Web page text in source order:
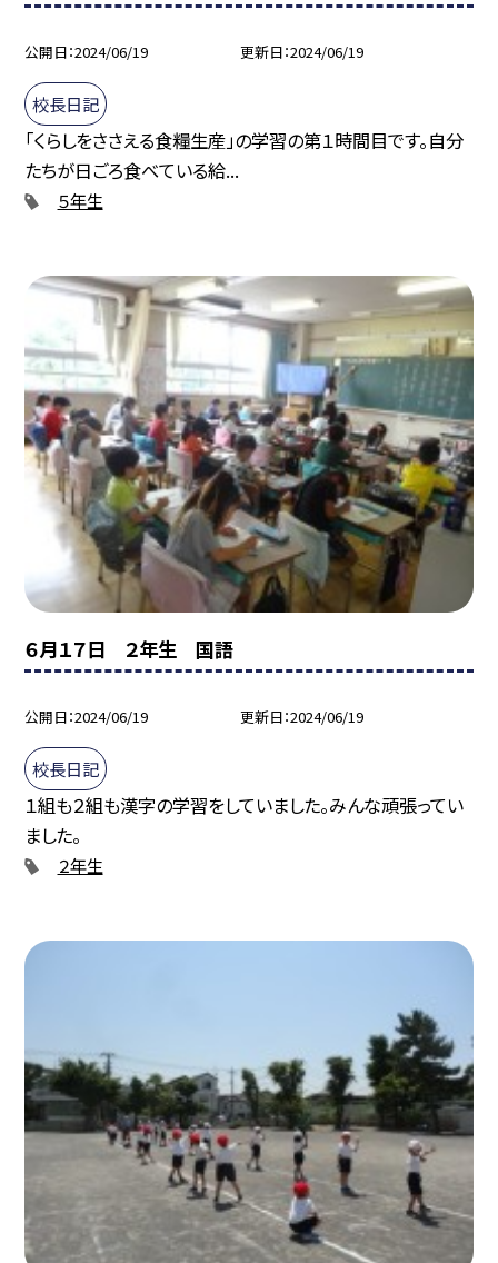
公開日 2024/06/19 更新日 2024/06/19
校長日記
「くらしをささえる食糧生産」の学習の第１時間目です。自分
たちが日ごろ食べている給...
５年生
６月１７日 ２年生 国語
公開日 2024/06/19 更新日 2024/06/19
校長日記
１組も２組も漢字の学習をしていました。みんな頑張ってい
ました。
２年生